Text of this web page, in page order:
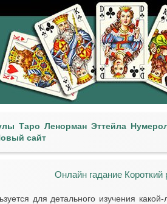
Таро Ленорман Эттейла
сайт
Онлайн гадание Короткий
для детального изучения